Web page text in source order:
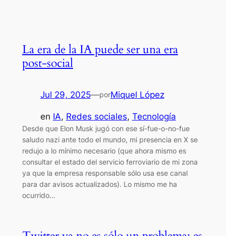
La era de la IA puede ser una era
post-social
Jul 29, 2025—porMiquel López
en IA, Redes sociales, Tecnología
Desde que Elon Musk jugó con ese sí-fue-o-no-fue
saludo nazi ante todo el mundo, mi presencia en X se
redujo a lo mínimo necesario (que ahora mismo es
consultar el estado del servicio ferroviario de mi zona
ya que la empresa responsable sólo usa ese canal
para dar avisos actualizados). Lo mismo me ha
ocurrido…